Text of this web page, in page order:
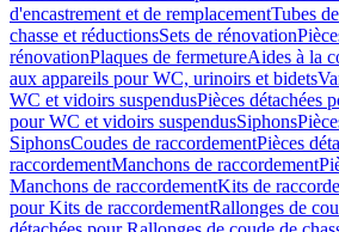
d'encastrement et de remplacementTubes
chasse et réductionsSets de rénovation
rénovationPlaques de fermetureAides à la
aux appareils pour WC, urinoirs et bidets
WC et vidoirs suspendusPièces détachées
pour WC et vidoirs suspendusSiphons
SiphonsCoudes de raccordementPièces
raccordementManchons de raccordement
Manchons de raccordementKits de
pour Kits de raccordementRallonges de